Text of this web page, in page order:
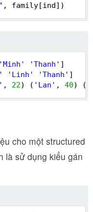
, family[ind])
'Minh' 'Thanh' ]
'Linh' 'Thanh' ]
, 22) ( 'Lan' , 40) (
cho một structured
là sử dụng kiểu gán